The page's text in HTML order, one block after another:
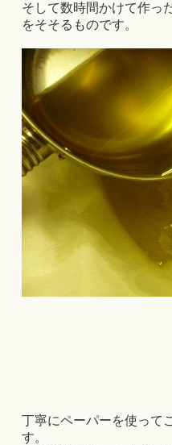
そして数時間かけて作っ
をそそるものです。
丁寧にペーパーを使って
す。